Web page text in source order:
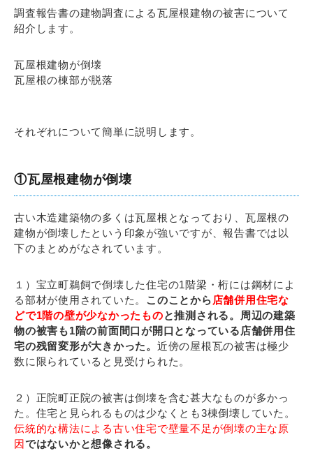
調査報告書の建物調査による瓦屋根建物の被害について
紹介します。
瓦屋根建物が倒壊
瓦屋根の棟部が脱落
それぞれについて簡単に説明します。
①瓦屋根建物が倒壊
古い木造建築物の多くは瓦屋根となっており、瓦屋根の
建物が倒壊したという印象が強いですが、報告書では以
下のまとめがなされています。
１）宝立町鵜飼で倒壊した住宅の1階梁・桁には鋼材によ
る部材が使用されていた。 このことから 店舗併用住宅な
どで1階の壁が少なかったものと推測される。周辺の建築
物の被害も1階の前面間口が開口となっている店舗併用住
宅の残留変形が大きかった。 近傍の屋根瓦の被害は極少
数に限られていると見受けられた。
２）正院町正院の被害は倒壊を含む甚大なものが多かっ
た。住宅と見られるものは少なくとも3棟倒壊していた。
伝統的な構法による古い住宅で壁量不足が倒壊の主な原
因ではないかと想像される。